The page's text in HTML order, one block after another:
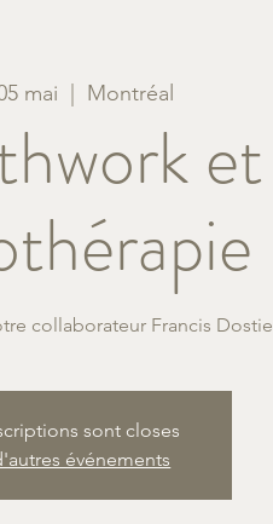
mai Montréal
et
collaborateur Francis Dostie
sont closes
événements